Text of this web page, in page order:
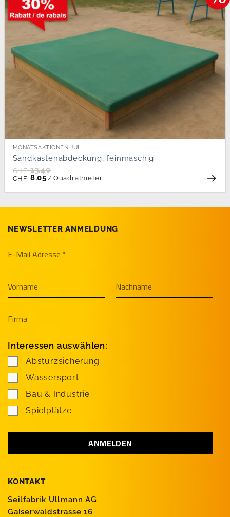
MONATSAKTIONEN JULI
Sandkastenabdeckung, feinmaschig
CHF13.40
CHF 8.05 / Quadratmeter
KONTAKT
Seilfabrik Ullmann AG
Gaiserwaldstrasse 16
NEWSLETTER ANMELDUNG
Interessen auswählen:
Absturzsicherung
Wassersport
Bau & Industrie
Spielplätze